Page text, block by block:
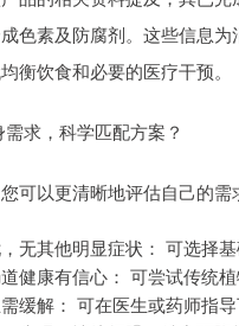
色素及防腐剂。这些信息
衡饮食和必要的医疗干预。
求，科学匹配方案？
可以更清晰地评估自己的需
无其他明显症状： 可选择
健康有信心： 可尝试传统
缓解： 可在医生或药师指